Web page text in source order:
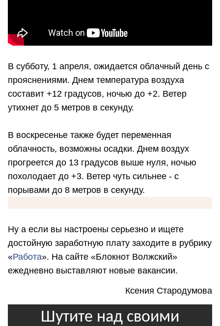
В субботу, 1 апреля, ожидается облачный день с
прояснениями. Днем температура воздуха
составит +12 градусов, ночью до +2. Ветер
утихнет до 5 метров в секунду.
В воскресенье также будет переменная
облачность, возможны осадки. Днем воздух
прогреется до 13 градусов выше нуля, ночью
похолодает до +3. Ветер чуть сильнее - с
порывами до 8 метров в секунду.
Ну а если вы настроены серьезно и ищете
достойную заработную плату заходите в рубрику
«Работа». На сайте «Блокнот Волжский»
ежедневно выставляют новые вакансии.
Ксения Стародумова